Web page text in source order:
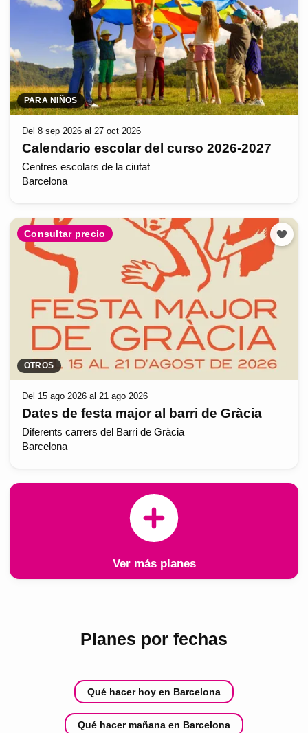
PARA NIÑOS
Del 8 sep 2026 al 27 oct 2026
Calendario escolar del curso 2026-2027
Centres escolars de la ciutat
Barcelona
Consultar precio
OTROS
Del 15 ago 2026 al 21 ago 2026
Dates de festa major al barri de Gràcia
Diferents carrers del Barri de Gràcia
Barcelona
Ver más planes
Planes por fechas
Qué hacer hoy en Barcelona
Qué hacer mañana en Barcelona